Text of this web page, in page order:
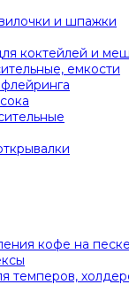
и шпажки
коктейлей и
емкости
кофе на песке
темперов,